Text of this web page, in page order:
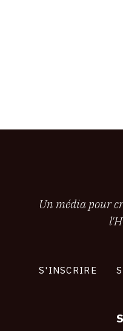
Un média pour
S'INSCRIRE